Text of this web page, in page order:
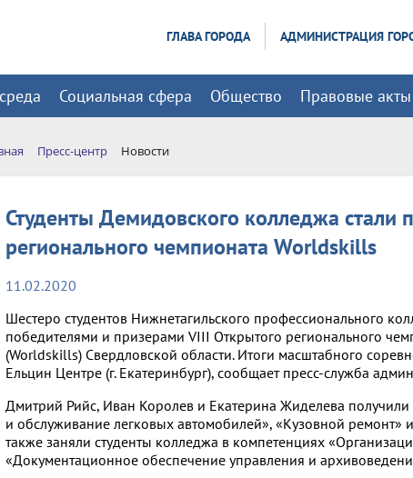
ГЛАВА ГОРОДА АДМИНИСТРАЦИЯ
Социальная сфера Общество Правовые акты
Пресс-центр Новости
Студенты Демидовского колледжа стали
регионального чемпионата Worldskills
11.02.2020
Шестеро студентов Нижнетагильского профессионального
победителями и призерами VIII Открытого регионального
(Worldskills) Свердловской области. Итоги масштабного
Ельцин Центре (г. Екатеринбург), сообщает пресс-служба
Дмитрий Рийс, Иван Королев и Екатерина Жиделева
и обслуживание легковых автомобилей», «Кузовной ремонт»
также заняли студенты колледжа в компетенциях
«Документационное обеспечение управления и